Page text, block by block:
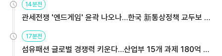
14분전
관세전쟁 '엔드게임' 윤곽 나오나…한국 新통상정책 교두보 활
17분전
섬유패션 글로벌 경쟁력 키운다…산업부 15개 과제 180억 지